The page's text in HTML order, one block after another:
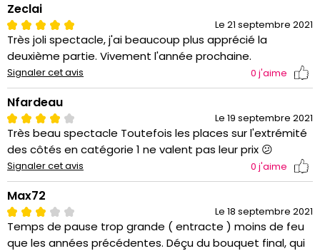
Zeclai
Le 21 septembre 2021
Très joli spectacle, j'ai beaucoup plus apprécié la
deuxième partie. Vivement l'année prochaine.
Signaler cet avis 0 j'aime
Nfardeau
Le 19 septembre 2021
Très beau spectacle Toutefois les places sur l'extrémité
des côtés en catégorie 1 ne valent pas leur prix 😕
Signaler cet avis 0 j'aime
Max72
Le 18 septembre 2021
Temps de pause trop grande ( entracte ) moins de feu
que les années précédentes. Déçu du bouquet final, qui